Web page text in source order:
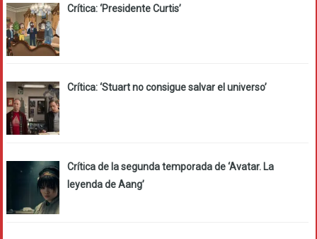
Crítica: ‘Presidente Curtis’
Crítica: ‘Stuart no consigue salvar el universo’
Crítica de la segunda temporada de ‘Avatar. La
leyenda de Aang’